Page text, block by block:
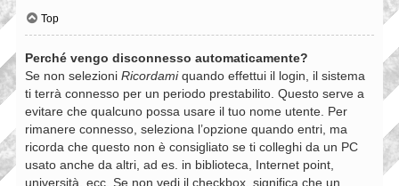
Top
Perché vengo disconnesso automaticamente?
Se non selezioni Ricordamiquando effettui il login, il sistema
ti terrà connesso per un periodo prestabilito. Questo serve a
evitare che qualcuno possa usare il tuo nome utente. Per
rimanere connesso, seleziona l’opzione quando entri, ma
ricorda che questo non è consigliato se ti colleghi da un PC
usato anche da altri, ad es. in biblioteca, Internet point,
università, ecc. Se non vedi il checkbox, significa che un